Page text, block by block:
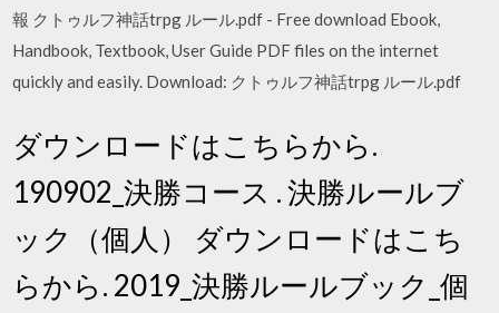
報 クトゥルフ神話trpg ルール.pdf - Free download Ebook,
Handbook, Textbook, User Guide PDF files on the internet
quickly and easily. Download: クトゥルフ神話trpg ルール.pdf
ダウンロードはこちらから.
190902_決勝コース . 決勝ルールブ
ック（個人） ダウンロードはこち
らから. 2019_決勝ルールブック_個